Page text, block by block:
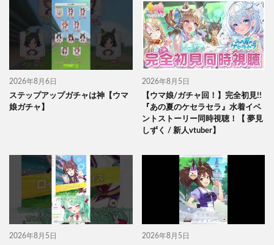
2026年8月6日
ステップアップガチャは神【ウマ
娘ガチャ】
2026年8月5日
【ウマ娘/ガチャ回！】完全初見!!
『あの夏のケセラセラ』水着イベ
ントストーリー同時視聴！【 夢見
しずく / 新人vtuber】
2026年8月5日 2026年8月5日